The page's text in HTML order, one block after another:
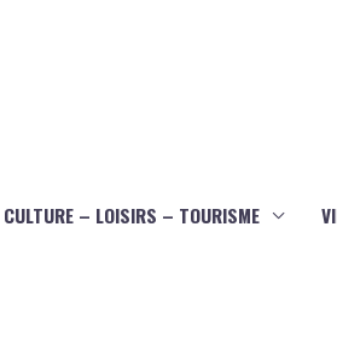
CULTURE – LOISIRS – TOURISME